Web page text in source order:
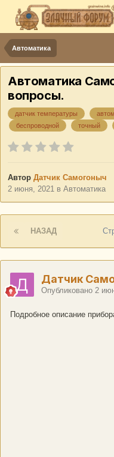
Автоматика
Автоматика
вопросы.
датчик температуры
беспроводной
точный
Автор Датчик Самогоныч
2 июня, 2021 в Автоматика
НАЗАД
Датчик
Опубликовано 2
Подробное описание